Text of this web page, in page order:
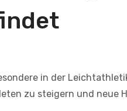
in der
zu steigern und neue